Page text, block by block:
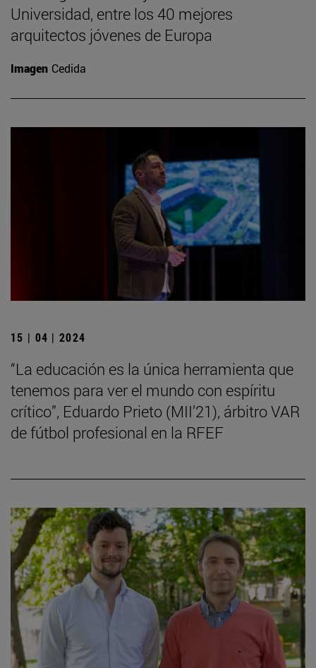
Universidad, entre los 40 mejores
arquitectos jóvenes de Europa
Imagen Cedida
15 | 04 | 2024
“La educación es la única herramienta que
tenemos para ver el mundo con espíritu
crítico”, Eduardo Prieto (MII’21), árbitro VAR
de fútbol profesional en la RFEF